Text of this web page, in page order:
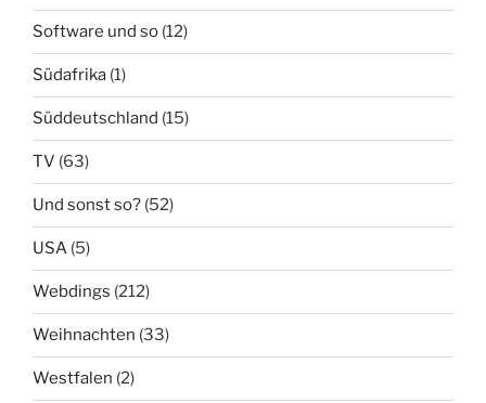
Software und so (12)
Südafrika (1)
Süddeutschland (15)
TV (63)
Und sonst so? (52)
USA (5)
Webdings (212)
Weihnachten (33)
Westfalen (2)